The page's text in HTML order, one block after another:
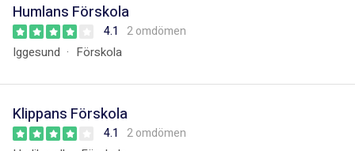
Humlans Förskola
4.1 2 omdömen
Iggesund Förskola
Klippans Förskola
4.1 2 omdömen